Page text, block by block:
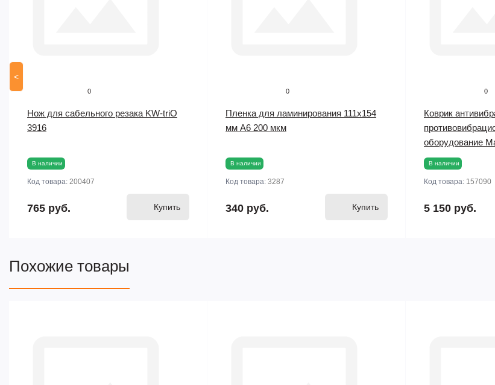
<
0
Нож для сабельного резака KW-triO
3916
В наличии
Код товара: 200407
765 руб. Купить
0
Пленка для ламинирования 111х154
мм А6 200 мкм
В наличии
Код товара: 3287
340 руб. Купить
0
Коврик
оборудование
В наличии
Код товара: 157090
5 150 руб.
Похожие товары